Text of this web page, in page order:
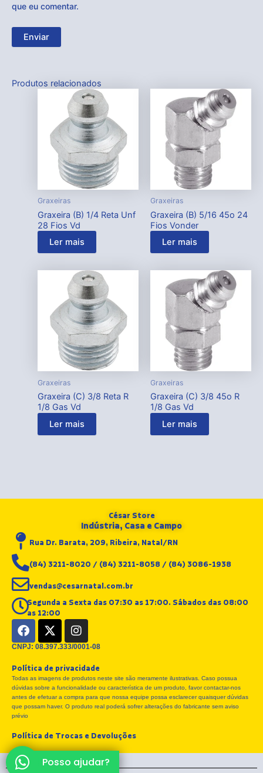
que eu comentar.
Produtos relacionados
Graxeiras
Graxeira (B) 1/4 Reta Unf
28 Fios Vd
Ler mais
Graxeiras
Graxeira (B) 5/16 45o 24
Fios Vonder
Ler mais
Graxeiras
Graxeira (C) 3/8 Reta R
1/8 Gas Vd
Ler mais
Graxeiras
Graxeira (C) 3/8 45o R
1/8 Gas Vd
Ler mais
César Store
Indústria, Casa e Campo
Rua Dr. Barata, 209, Ribeira, Natal/RN
(84) 3211-8020 / (84) 3211-8058 / (84) 3086-1938
vendas@cesarnatal.com.br
Segunda a Sexta das 07:30 as 17:00. Sábados das 08:00
as 12:00
F
a
c
b
o
o
k
X
-
t
i
t
t
e
I
n
s
a
g
r
a
CNPJ: 08.397.333/0001-08
Política de privacidade
Todas as imagens de produtos neste site são meramente ilustrativas. Caso possua
dúvidas sobre a funcionalidade ou característica de um produto, favor contactar-nos
antes de efetuar a compra para que nossa equipe possa esclarecer quaisquer dúvidas
que possam haver. O produto real poderá sofrer alterações do fabricante sem aviso
prévio
Política de Trocas e Devoluções
Posso ajudar?